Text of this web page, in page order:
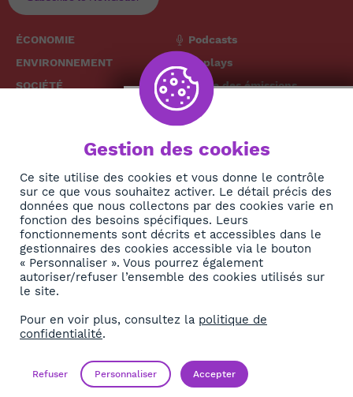
ÉCONOMIE
ENVIRONNEMENT
SOCIÉTÉ
DIASPORA
REJOIGNEZ-NOUS
Podcasts
Replays
Grille des émissions
À propos
Politique de confidentialité
The African
News Hub
NEWSLETTER
S'abonner
Gestion des cookies
Ce site utilise des cookies et vous donne le contrôle
sur ce que vous souhaitez activer. Le détail précis des
données que nous collectons par des cookies varie en
fonction des besoins spécifiques. Leurs
fonctionnements sont décrits et accessibles dans le
gestionnaires des cookies accessible via le bouton
« Personnaliser ». Vous pourrez également
autoriser/refuser l’ensemble des cookies utilisés sur
le site.
Pour en voir plus, consultez la politique de
confidentialité.
Refuser Personnaliser Accepter